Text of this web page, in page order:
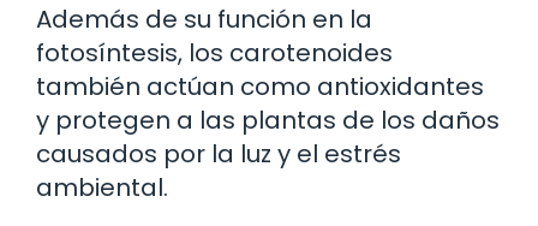
Además de su función en la
fotosíntesis, los carotenoides
también actúan como antioxidantes
y protegen a las plantas de los daños
causados por la luz y el estrés
ambiental.